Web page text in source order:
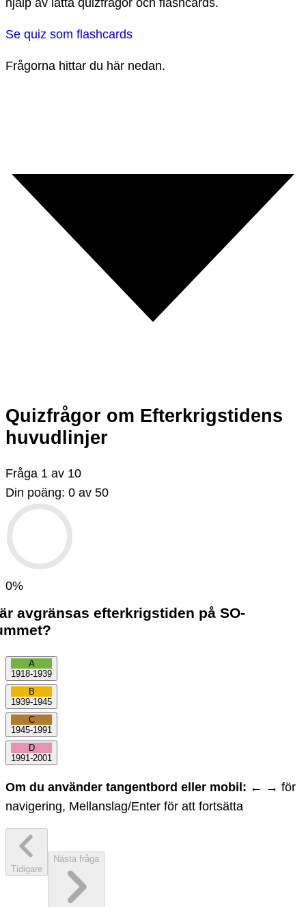
hjälp av lätta quizfrågor och flashcards.
Se quiz som flashcards
Frågorna hittar du här nedan.
Quizfrågor om Efterkrigstidens
huvudlinjer
Fråga 1 av 10
Din poäng: 0 av 50
0%
avgränsas efterkrigstiden på SO-
A
1918-1939
B
1939-1945
C
1945-1991
D
1991-2001
Om du använder tangentbord eller mobil: ← → för
navigering, Mellanslag/Enter för att fortsätta
Tidigare
Nästa fråga